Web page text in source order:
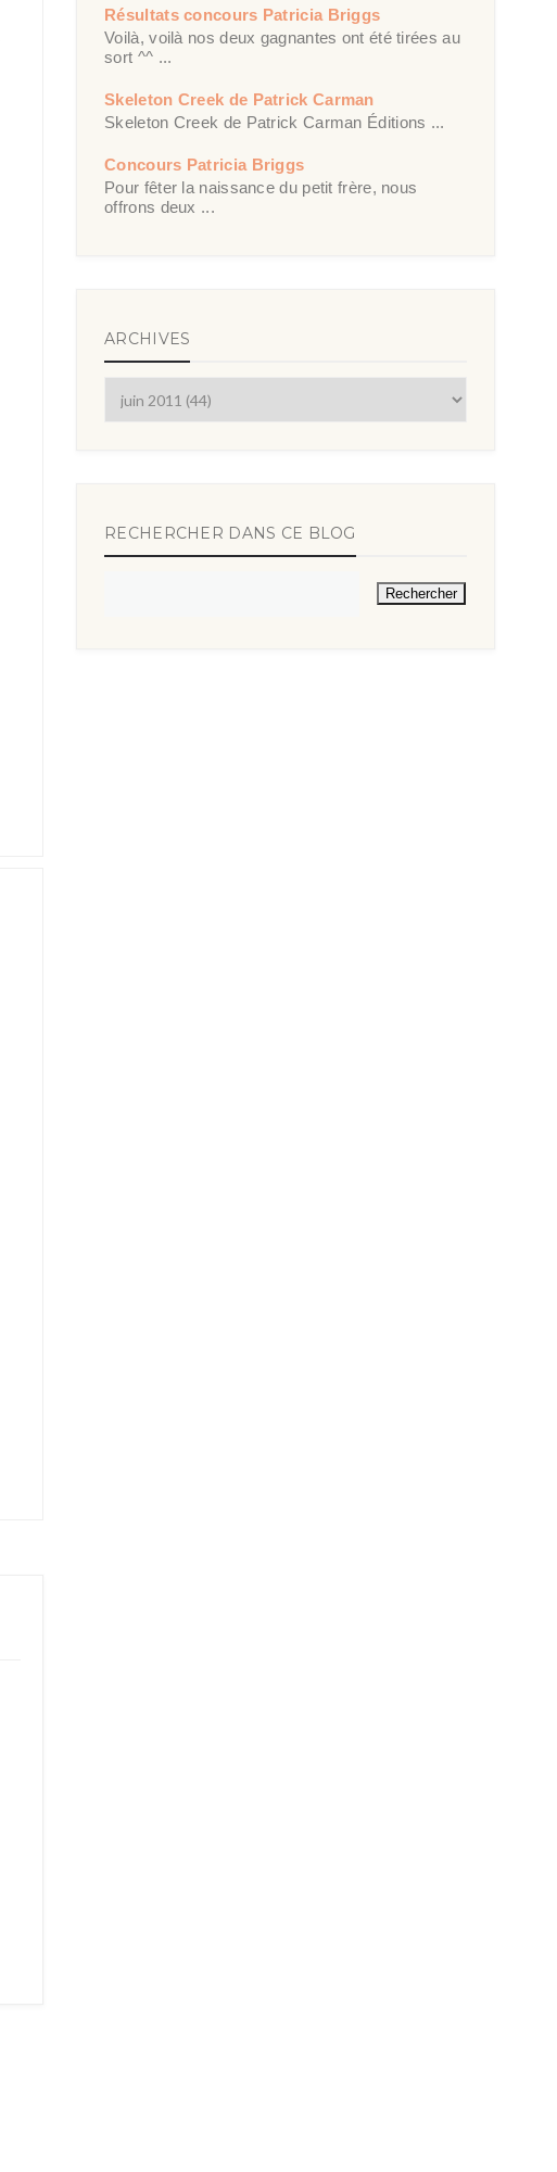
Résultats concours Patricia Briggs
Voilà, voilà nos deux gagnantes ont été tirées au
sort ^^ ...
Skeleton Creek de Patrick Carman
Skeleton Creek de Patrick Carman Éditions ...
Concours Patricia Briggs
Pour fêter la naissance du petit frère, nous
offrons deux ...
ARCHIVES
RECHERCHER DANS CE BLOG